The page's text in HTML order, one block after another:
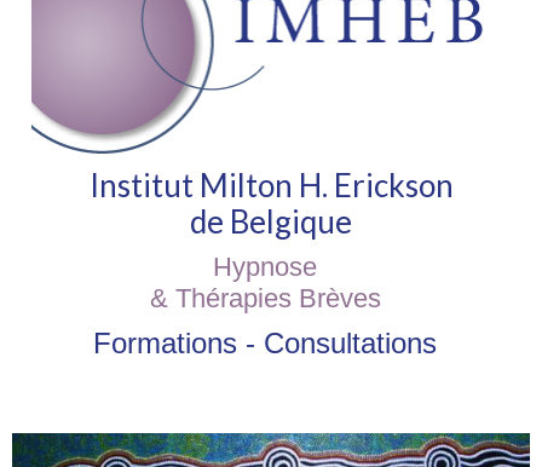
Institut Milton H. Erickson
de Belgique
Hypnose
& Thérapies Brèves
Formations - Consultations